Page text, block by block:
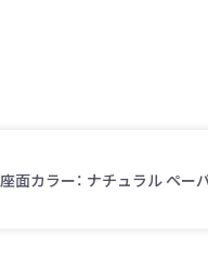
座面カラー： ナチュラル ペー